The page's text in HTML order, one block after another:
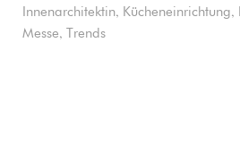
Innenarchitektin, Kücheneinrichtung,
Messe, Trends